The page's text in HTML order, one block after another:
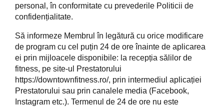
personal, în conformitate cu prevederile Politicii de
confidențialitate.
Să informeze Membrul în legătură cu orice modificare
de program cu cel puțin 24 de ore înainte de aplicarea
ei prin mijloacele disponibile: la recepția sălilor de
fitness, pe site-ul Prestatorului
https://downtownfitness.ro/, prin intermediul aplicației
Prestatorului sau prin canalele media (Facebook,
Instagram etc.). Termenul de 24 de ore nu este